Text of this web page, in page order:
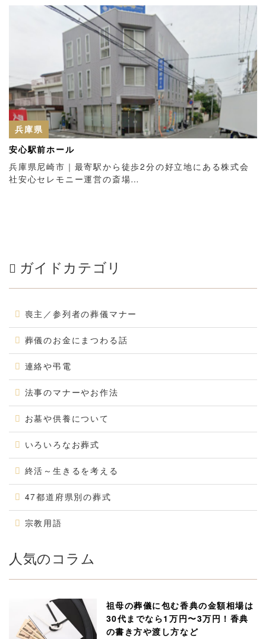
兵庫県
安心駅前ホール
兵庫県尼崎市｜最寄駅から徒歩2分の好立地にある株式会
社安心セレモニー運営の斎場…
ガイドカテゴリ
喪主／参列者の葬儀マナー
葬儀のお金にまつわる話
連絡や弔電
法事のマナーやお作法
お墓や供養について
いろいろなお葬式
終活～生きるを考える
47都道府県別の葬式
宗教用語
人気のコラム
祖母の葬儀に包む香典の金額相場は
30代までなら1万円〜3万円！香典
の書き方や渡し方など